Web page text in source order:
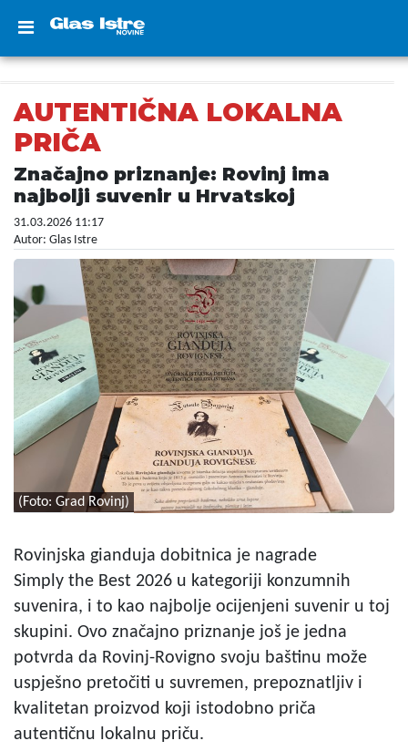
AUTENTIČNA LOKALNA
PRIČA
Značajno priznanje: Rovinj ima
najbolji suvenir u Hrvatskoj
31.03.2026 11:17
Autor: Glas Istre
(Foto: Grad Rovinj)
Rovinjska gianduja dobitnica je nagrade
Simply the Best 2026 u kategoriji konzumnih
suvenira, i to kao najbolje ocijenjeni suvenir u toj
skupini. Ovo značajno priznanje još je jedna
potvrda da Rovinj-Rovigno svoju baštinu može
uspješno pretočiti u suvremen, prepoznatljiv i
kvalitetan proizvod koji istodobno priča
autentičnu lokalnu priču.